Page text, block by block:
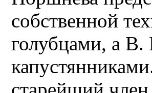
собственной
голубцами, а В.